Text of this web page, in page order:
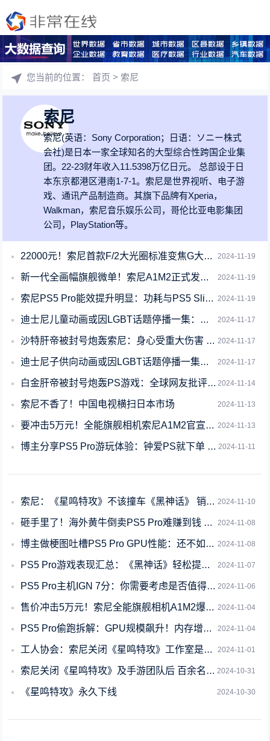
您当前的位置：首页 > 索尼
索尼
索尼(英语：Sony Corporation；日语：ソニー株式
会社)是日本一家全球知名的大型综合性跨国企业集
团。22-23财年收入11.5398万亿日元。 总部设于日
本东京都港区港南1-7-1。索尼是世界视听、电子游
戏、通讯产品制造商。其旗下品牌有Xperia，
Walkman，索尼音乐娱乐公司，哥伦比亚电影集团
公司，PlayStation等。
2024-11-19
22000元！索尼首款F/2大光圈标准变焦G大师镜头发布 媲美定焦
2024-11-19
新一代全画幅旗舰微单！索尼A1M2正式发布：47999元
2024-11-19
索尼PS5 Pro能效提升明显：功耗与PS5 Slim相当 帧率提升30%
2024-11-17
迪士尼儿童动画或因LGBT话题停播一集：变性少年参加女子排球赛
2024-11-17
沙特肝帝被封号炮轰索尼：身心受重大伤害 要靠药物维持一生
2024-11-17
迪士尼子供向动画或因LGBT话题停播一集：变性少年参加女子排球赛
2024-11-14
白金肝帝被封号炮轰PS游戏：全球网友批评索尼敷衍态度
2024-11-13
索尼不香了！中国电视横扫日本市场
2024-11-13
要冲击5万元！全能旗舰相机索尼A1M2官宣：11月19日发布
2024-11-11
博主分享PS5 Pro游玩体验：钟爱PS就下单 700刀合适
2024-11-10
索尼：《星鸣特攻》不该撞车《黑神话》 销量受影响了
2024-11-08
砸手里了！海外黄牛倒卖PS5 Pro难赚到钱 甚至还亏本
2024-11-08
博主做梗图吐槽PS5 Pro GPU性能：还不如RTX3070
2024-11-07
PS5 Pro游戏表现汇总：《黑神话》轻松提升10-15FPS
2024-11-06
PS5 Pro主机IGN 7分：你需要考虑是否值得700美元
2024-11-04
售价冲击5万元！索尼全能旗舰相机A1M2爆光：金标没了
2024-11-04
PS5 Pro偷跑拆解：GPU规模飙升！内存增加2GB DDR5
2024-11-01
工人协会：索尼关闭《星鸣特攻》工作室是为垄断市场
2024-10-31
索尼关闭《星鸣特攻》及手游团队后 百余名员工或失业
2024-10-30
《星鸣特攻》永久下线